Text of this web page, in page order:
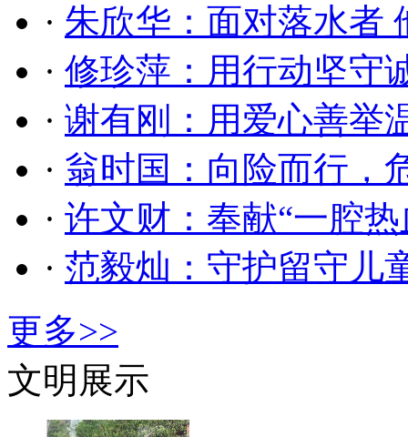
· 朱欣华：面对落水者
· 修珍萍：用行动坚守
· 谢有刚：用爱心善举
· 翁时国：向险而行，
· 许文财：奉献“一腔
· 范毅灿：守护留守儿
更多>>
文明展示